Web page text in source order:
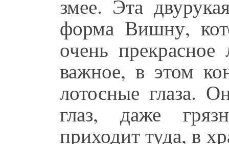
змее. Эта
форма Вишну,
очень
важное, в этом
лотосные глаза.
глаз, даже
приходит туда, в